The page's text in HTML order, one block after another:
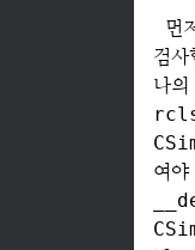
먼
검
나의
여야